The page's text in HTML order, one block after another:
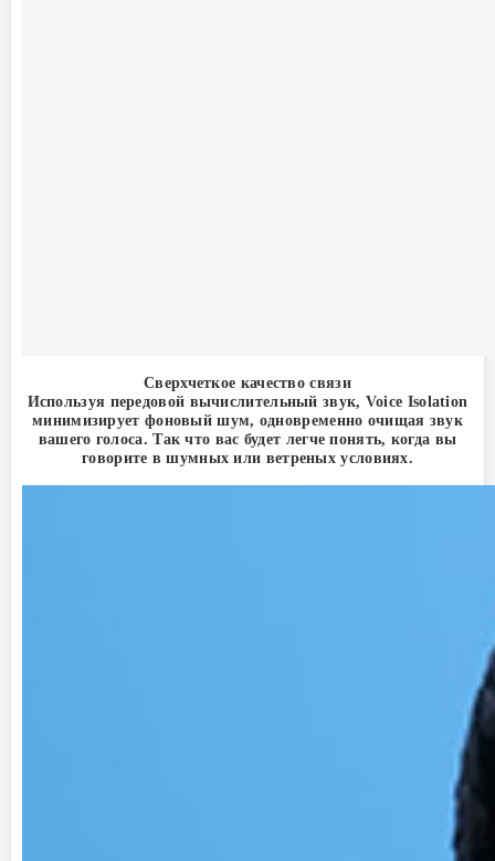
Сверхчеткое качество связи
Используя передовой вычислительный звук, Voice Isolation
минимизирует фоновый шум, одновременно очищая звук
вашего голоса. Так что вас будет легче понять, когда вы
говорите в шумных или ветреных условиях.